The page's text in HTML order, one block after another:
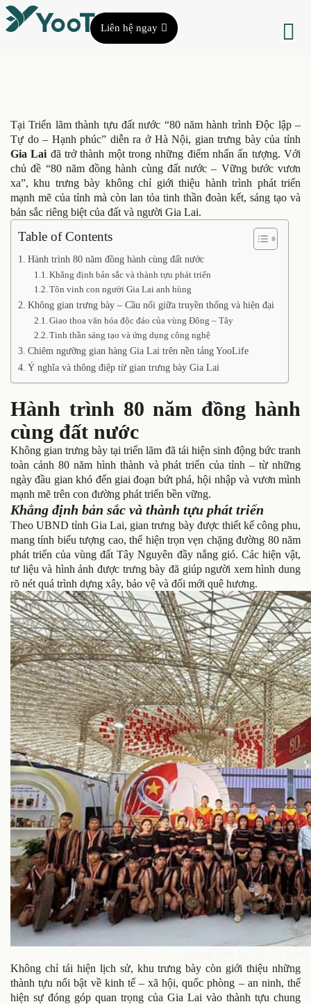
Liên hệ ngay
Tại Triển lãm thành tựu đất nước “80 năm hành trình Độc lập –
Tự do – Hạnh phúc” diễn ra ở Hà Nội, gian trưng bày của tỉnh
Gia Lai đã trở thành một trong những điểm nhấn ấn tượng. Với
chủ đề “80 năm đồng hành cùng đất nước – Vững bước vươn
xa”, khu trưng bày không chỉ giới thiệu hành trình phát triển
mạnh mẽ của tỉnh mà còn lan tỏa tinh thần đoàn kết, sáng tạo và
bản sắc riêng biệt của đất và người Gia Lai.
Table of Contents
Hành trình 80 năm đồng hành cùng đất nước
Khẳng định bản sắc và thành tựu phát triển
Tôn vinh con người Gia Lai anh hùng
Không gian trưng bày – Cầu nối giữa truyền thống và hiện đại
Giao thoa văn hóa độc đáo của vùng Đông – Tây
Tinh thần sáng tạo và ứng dụng công nghệ
Chiêm ngưỡng gian hàng Gia Lai trên nền tảng YooLife
Ý nghĩa và thông điệp từ gian trưng bày Gia Lai
Hành trình 80 năm đồng hành
cùng đất nước
Không gian trưng bày tại triển lãm đã tái hiện sinh động bức tranh
toàn cảnh 80 năm hình thành và phát triển của tỉnh – từ những
ngày đầu gian khó đến giai đoạn bứt phá, hội nhập và vươn mình
mạnh mẽ trên con đường phát triển bền vững.
Khẳng định bản sắc và thành tựu phát triển
Theo UBND tỉnh Gia Lai, gian trưng bày được thiết kế công phu,
mang tính biểu tượng cao, thể hiện trọn vẹn chặng đường 80 năm
phát triển của vùng đất Tây Nguyên đầy nắng gió. Các hiện vật,
tư liệu và hình ảnh được trưng bày đã giúp người xem hình dung
rõ nét quá trình dựng xây, bảo vệ và đổi mới quê hương.
Không chỉ tái hiện lịch sử, khu trưng bày còn giới thiệu những
thành tựu nổi bật về kinh tế – xã hội, quốc phòng – an ninh, thể
hiện sự đóng góp quan trọng của Gia Lai vào thành tựu chung